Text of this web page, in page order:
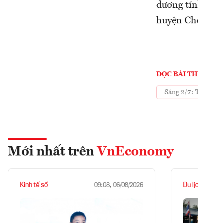
dương
huyện
ĐỌC BÀI
Sáng 2/7:
Mới nhất trên VnEconomy
Kinh tế số 09:08, 06/08/2026 Du